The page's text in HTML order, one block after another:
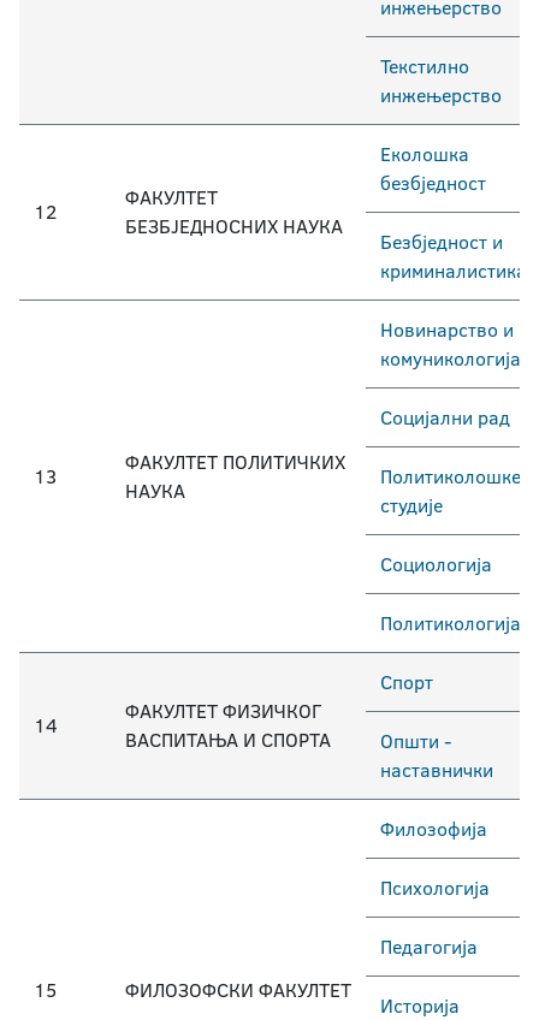
инжењерство
Текстилно
инжењерство
12
ФАКУЛТЕТ
БЕЗБЈЕДНОСНИХ НАУКА
Еколошка
безбједност
Безбједност и
криминалистика
13
ФАКУЛТЕТ ПОЛИТИЧКИХ
НАУКА
Новинарство и
комуникологија
Социјални рад
Политиколошке
студије
Социологија
Политикологија
14
ФАКУЛТЕТ ФИЗИЧКОГ
ВАСПИТАЊА И СПОРТА
Спорт
Општи -
наставнички
15 ФИЛОЗОФСКИ ФАКУЛТЕТ
Филозофија
Психологија
Педагогија
Историја